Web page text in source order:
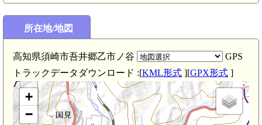
所在地/地図
高知県須崎市吾井郷乙市ノ谷
GPS
トラックデータダウンロード :[KML形式 ][GPX形式 ]
+
−